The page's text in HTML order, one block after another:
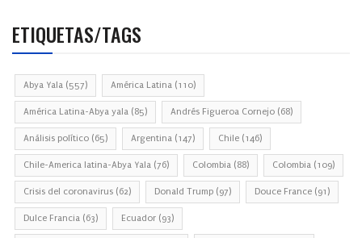
ETIQUETAS/TAGS
Abya Yala (557) América Latina (110)
América Latina-Abya yala (85) Andrés Figueroa Cornejo (68)
Análisis político (65) Argentina (147) Chile (146)
Chile-America latina-Abya Yala (76) Colombia (88) Colombia (109)
Crisis del coronavirus (62) Donald Trump (97) Douce France (91)
Dulce Francia (63) Ecuador (93)